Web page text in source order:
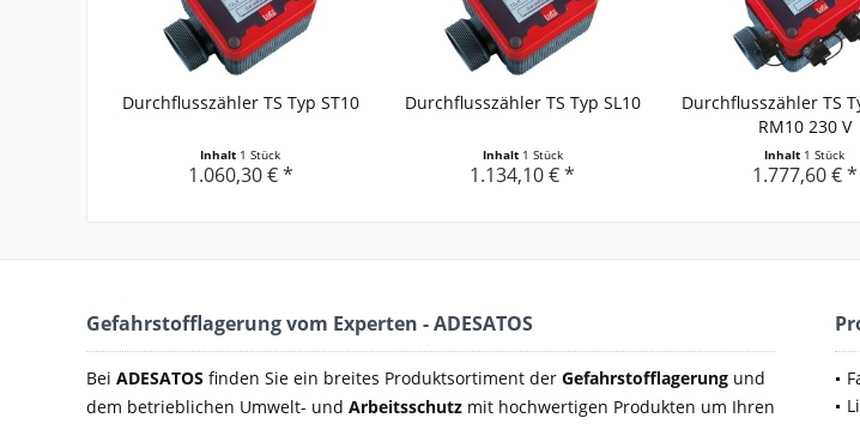
Durchflusszähler TS Typ ST10
Inhalt 1 Stück
1.060,30 € *
Durchflusszähler TS Typ SL10
Inhalt 1 Stück
1.134,10 € *
Durchflusszähler TS
RM10 230 V
Inhalt 1 Stück
1.777,60 € *
Gefahrstofflagerung vom Experten - ADESATOS
Bei ADESATOS finden Sie ein breites Produktsortiment der Gefahrstofflagerung und
dem betrieblichen Umwelt- und Arbeitsschutz mit hochwertigen Produkten um Ihren